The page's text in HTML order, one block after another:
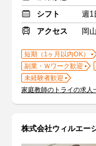
シフト
週1
アクセス
岡
短期（1ヶ月以内OK）
副業・Ｗワーク歓迎
未経験者歓迎
家庭教師のトライの求人
株式会社ウィルエー